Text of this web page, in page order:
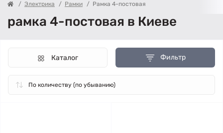
Электрика Рамки Рамка 4-постовая
рамка 4-постовая в Киеве
Фильтр
Каталог